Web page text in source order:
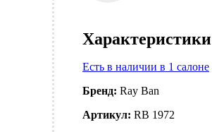
Характеристики
Есть в наличии в 1 салоне
Бренд: Ray Ban
Артикул: RB 1972